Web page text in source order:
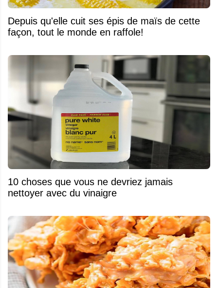
Depuis qu'elle cuit ses épis de maïs de cette
façon, tout le monde en raffole!
10 choses que vous ne devriez jamais
nettoyer avec du vinaigre